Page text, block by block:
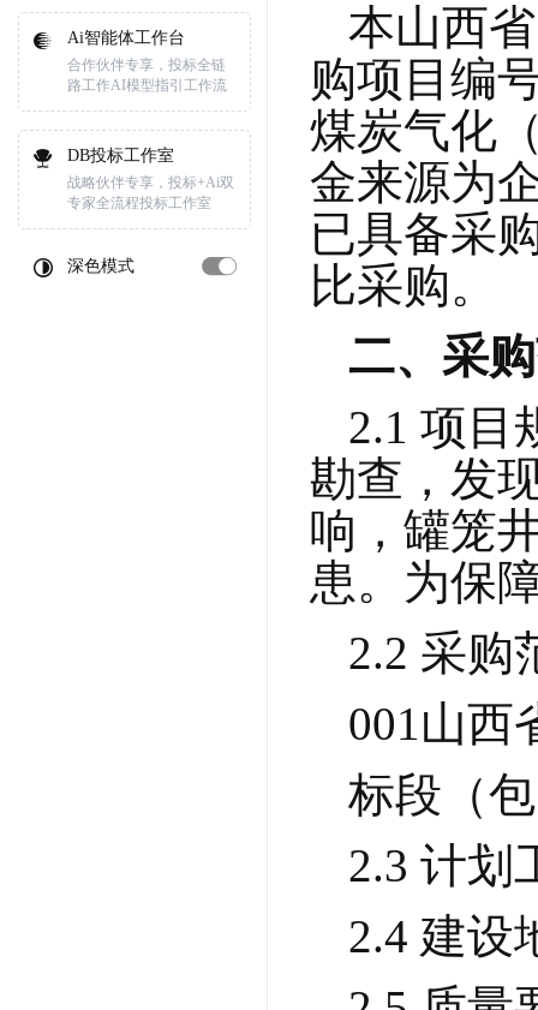
Ai智能体工作台
合作伙伴专享，投标全链
路工作AI模型指引工作流
DB投标工作室
战略伙伴专享，投标+Ai双
专家全流程投标工作室
深色模式
本山西
购项目编
煤炭气化
金来源为
已具备采
比采购。
二、采
2.1 项目
勘查，发
响，罐笼
患。为保
2.2 采购
001山西
标段（
2.3 计划
2.4 建设